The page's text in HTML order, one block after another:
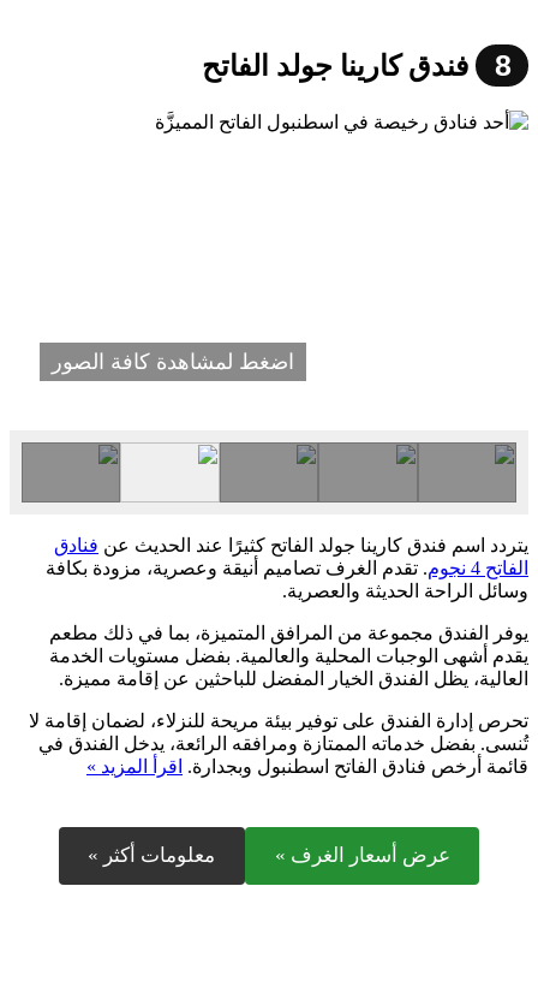
8 فندق كارينا جولد الفاتح
اضغط لمشاهدة كافة الصور
يتردد اسم فندق كارينا جولد الفاتح كثيرًا عند الحديث عن فنادق
الفاتح 4 نجوم
. تقدم الغرف تصاميم أنيقة وعصرية، مزودة بكافة
وسائل الراحة الحديثة والعصرية.
يوفر الفندق مجموعة من المرافق المتميزة، بما في ذلك مطعم
يقدم أشهى الوجبات المحلية والعالمية. بفضل مستويات الخدمة
العالية، يظل الفندق الخيار المفضل للباحثين عن إقامة مميزة.
تحرص إدارة الفندق على توفير بيئة مريحة للنزلاء، لضمان إقامة لا
تُنسى. بفضل خدماته الممتازة ومرافقه الرائعة، يدخل الفندق في
قائمة أرخص فنادق الفاتح اسطنبول وبجدارة. اقرأ المزيد »
عرض أسعار الغرف » معلومات أكثر »